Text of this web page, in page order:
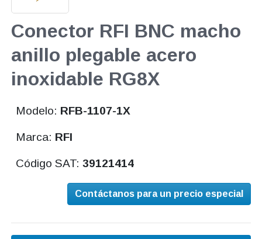
Conector RFI BNC macho
anillo plegable acero
inoxidable RG8X
Modelo: RFB-1107-1X
Marca: RFI
Código SAT:39121414
Contáctanos para un precio especial